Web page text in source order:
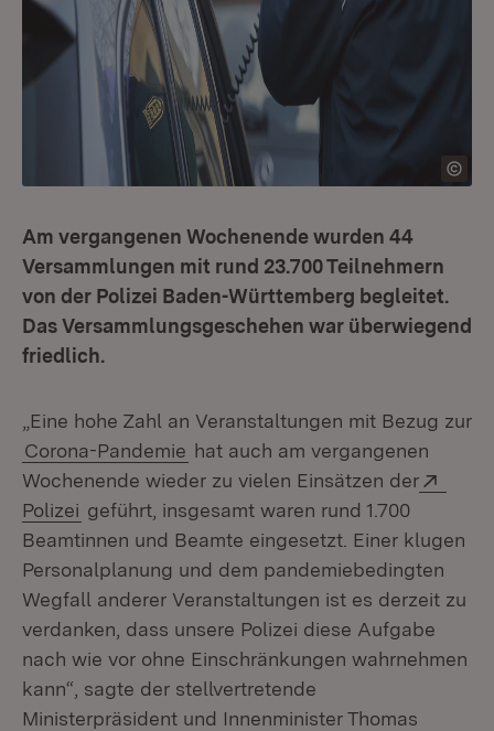
Am vergangenen Wochenende wurden 44
Versammlungen mit rund 23.700 Teilnehmern
von der Polizei Baden-Württemberg begleitet.
Das Versammlungsgeschehen war überwiegend
friedlich.
„Eine hohe Zahl an Veranstaltungen mit Bezug zur
Corona-Pandemie hat auch am vergangenen
Wochenende wieder zu vielen Einsätzen der
Polizei (Öffnet in neuem Fenster)
geführt, insgesamt waren rund 1.700
Beamtinnen und Beamte eingesetzt. Einer klugen
Personalplanung und dem pandemiebedingten
Wegfall anderer Veranstaltungen ist es derzeit zu
verdanken, dass unsere Polizei diese Aufgabe
nach wie vor ohne Einschränkungen wahrnehmen
kann“, sagte der stellvertretende
Ministerpräsident und Innenminister Thomas